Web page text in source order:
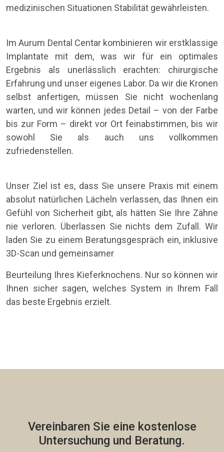
medizinischen Situationen Stabilität gewährleisten.
Im Aurum Dental Centar kombinieren wir erstklassige
Implantate mit dem, was wir für ein optimales
Ergebnis als unerlässlich erachten: chirurgische
Erfahrung und unser eigenes Labor. Da wir die Kronen
selbst anfertigen, müssen Sie nicht wochenlang
warten, und wir können jedes Detail – von der Farbe
bis zur Form – direkt vor Ort feinabstimmen, bis wir
sowohl Sie als auch uns vollkommen
zufriedenstellen.
Unser Ziel ist es, dass Sie unsere Praxis mit einem
absolut natürlichen Lächeln verlassen, das Ihnen ein
Gefühl von Sicherheit gibt, als hätten Sie Ihre Zähne
nie verloren. Überlassen Sie nichts dem Zufall. Wir
laden Sie zu einem Beratungsgespräch ein, inklusive
3D-Scan und gemeinsamer
Beurteilung Ihres Kieferknochens. Nur so können wir
Ihnen sicher sagen, welches System in Ihrem Fall
das beste Ergebnis erzielt.
Vereinbaren Sie eine kostenlose
Untersuchung und Beratung.